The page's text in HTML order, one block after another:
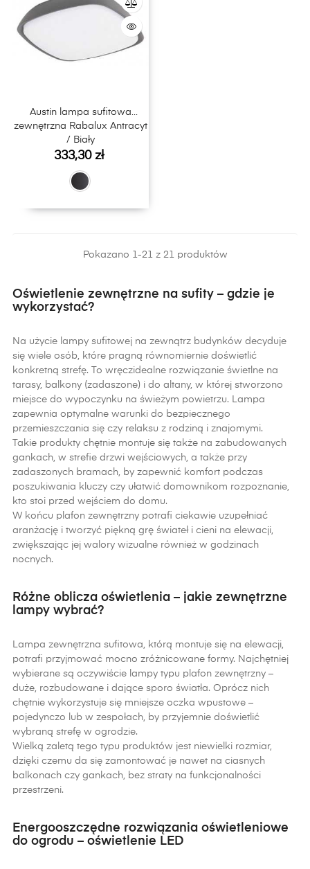
Austin lampa sufitowa
zewnętrzna Rabalux Antracyt
/ Biały
Cena
333,30 zł
Pokazano 1-21 z 21 produktów
Oświetlenie zewnętrzne na sufity – gdzie je
wykorzystać?
Na użycie lampy sufitowej na zewnątrz budynków decyduje
się wiele osób, które pragną równomiernie doświetlić
konkretną strefę. To wręczidealne rozwiązanie świetlne na
tarasy, balkony (zadaszone) i do altany, w której stworzono
miejsce do wypoczynku na świeżym powietrzu. Lampa
zapewnia optymalne warunki do bezpiecznego
przemieszczania się czy relaksu z rodziną i znajomymi.
Takie produkty chętnie montuje się także na zabudowanych
gankach, w strefie drzwi wejściowych, a także przy
zadaszonych bramach, by zapewnić komfort podczas
poszukiwania kluczy czy ułatwić domownikom rozpoznanie,
kto stoi przed wejściem do domu.
W końcu plafon zewnętrzny potrafi ciekawie uzupełniać
aranżację i tworzyć piękną grę świateł i cieni na elewacji,
zwiększając jej walory wizualne również w godzinach
nocnych.
Różne oblicza oświetlenia – jakie zewnętrzne
lampy wybrać?
Lampa zewnętrzna sufitowa, którą montuje się na elewacji,
potrafi przyjmować mocno zróżnicowane formy. Najchętniej
wybierane są oczywiście lampy typu plafon zewnętrzny –
duże, rozbudowane i dające sporo światła. Oprócz nich
chętnie wykorzystuje się mniejsze oczka wpustowe –
pojedynczo lub w zespołach, by przyjemnie doświetlić
wybraną strefę w ogrodzie.
Wielką zaletą tego typu produktów jest niewielki rozmiar,
dzięki czemu da się zamontować je nawet na ciasnych
balkonach czy gankach, bez straty na funkcjonalności
przestrzeni.
Energooszczędne rozwiązania oświetleniowe
do ogrodu – oświetlenie LED